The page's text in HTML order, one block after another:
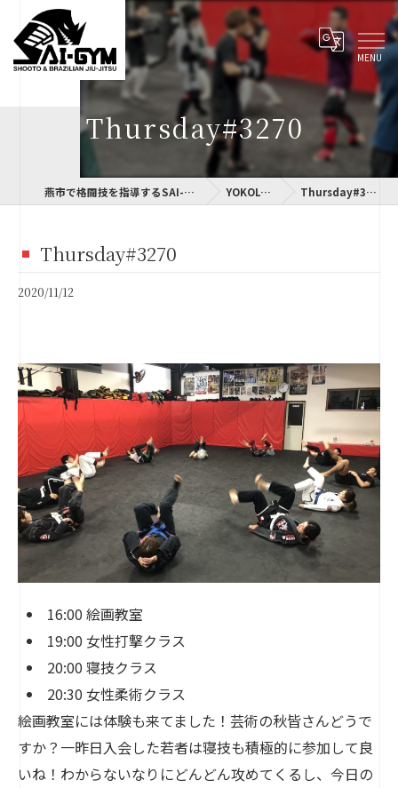
Thursday#3270
燕市で格闘技を指導するSAI-GYM YOKOLOG Thursday#3270
Thursday#3270
2020/11/12
16:00 絵画教室
19:00 女性打撃クラス
20:00 寝技クラス
20:30 女性柔術クラス
絵画教室には体験も来てました！芸術の秋皆さんどうで
すか？一昨日入会した若者は寝技も積極的に参加して良
いね！わからないなりにどんどん攻めてくるし、今日の